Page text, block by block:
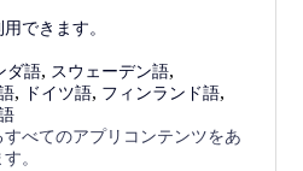
できます。
ダ語, スウェーデン語,
, ドイツ語, フィンランド語,
べてのアプリコンテンツをあ
。